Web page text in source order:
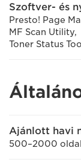
Szoftver- és
Presto! Page
MF Scan Utility,
Toner Status
Ajánlott havi
500–2000